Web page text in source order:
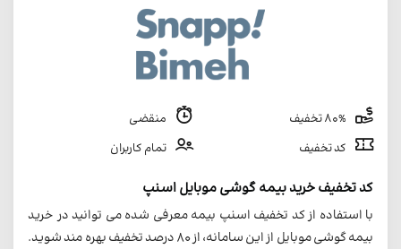
منقضی
کد تخفیف
تمام کاربران
کد تخفیف خرید بیمه گوشی موبایل اسنپ
با استفاده از کد تخفیف اسنپ بیمه معرفی شده می توانید در خرید
بیمه گوشی موبایل از این سامانه، از 80 درصد تخفیف بهره مند شوید.